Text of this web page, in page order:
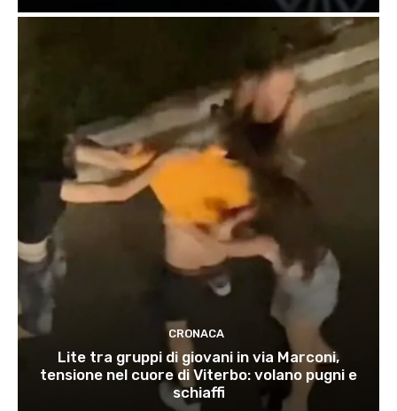
CRONACA
Lite tra gruppi di giovani in via Marconi,
tensione nel cuore di Viterbo: volano pugni e
schiaffi